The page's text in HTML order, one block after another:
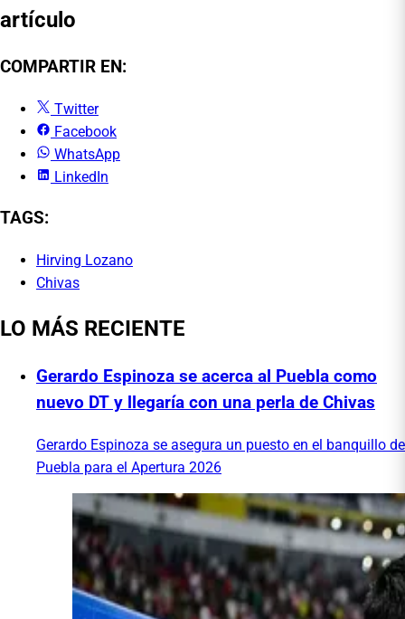
artículo
COMPARTIR EN:
Twitter
Facebook
WhatsApp
LinkedIn
TAGS:
Hirving Lozano
Chivas
LO MÁS RECIENTE
Gerardo Espinoza se acerca al Puebla como
nuevo DT y llegaría con una perla de Chivas
Gerardo Espinoza se asegura un puesto en el banquillo de
Puebla para el Apertura 2026